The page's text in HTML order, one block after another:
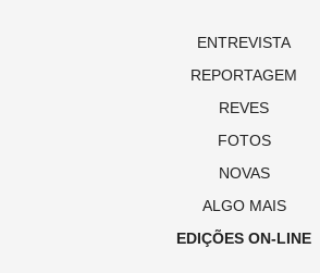
ENTREVISTA
REPORTAGEM
REVES
FOTOS
NOVAS
ALGO MAIS
EDIÇÕES ON-LINE